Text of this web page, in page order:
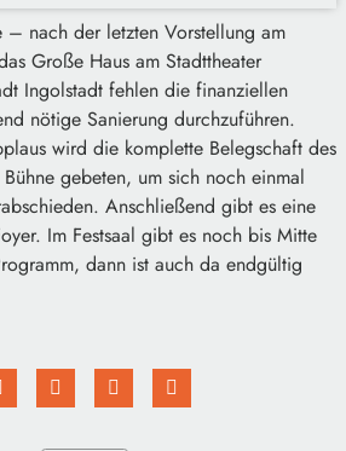
– nach der letzten Vorstellung am
Große Haus am Stadttheater
Ingolstadt fehlen die finanziellen
nötige Sanierung durchzuführen.
wird die komplette Belegschaft des
gebeten, um sich noch einmal
Anschließend gibt es eine
Im Festsaal gibt es noch bis Mitte
dann ist auch da endgültig